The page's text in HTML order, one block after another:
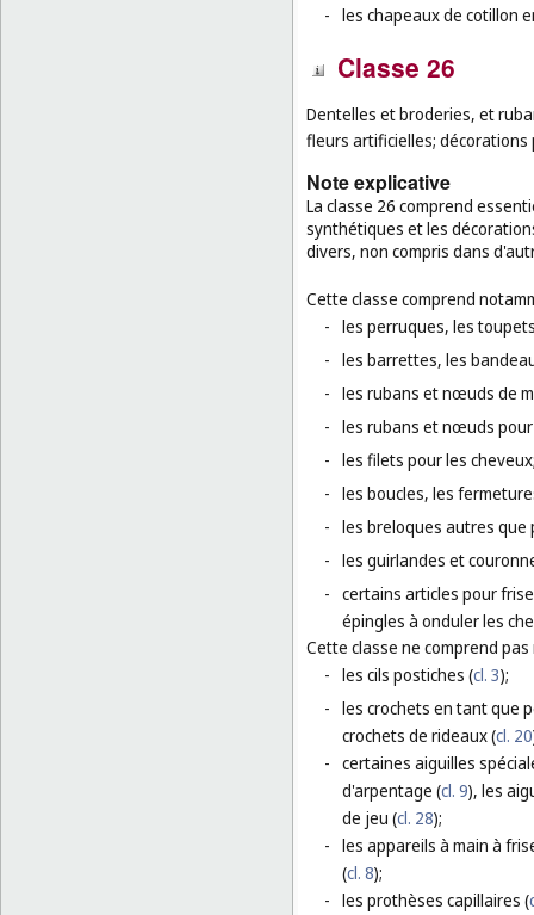
- les chapeaux de cotillon
Classe 26
Dentelles et broderies, et
fleurs artificielles; décorations
Note explicative
La classe 26 comprend
synthétiques et les
divers, non compris dans
Cette classe comprend
- les perruques, les
- les barrettes, les
- les rubans et nœuds de
- les rubans et nœuds
- les filets pour les
- les boucles, les
- les breloques autres
- les guirlandes et
- certains articles pour
épingles à onduler les
Cette classe ne comprend
- les cils postiches (cl. 3);
- les crochets en tant que
crochets de rideaux (cl. 20
- certaines aiguilles
d'arpentage (cl. 9), les
de jeu (cl. 28);
- les appareils à main à
(cl. 8);
- les prothèses capillaires (